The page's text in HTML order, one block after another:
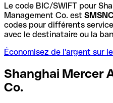
Le code BIC/SWIFT pour
Management Co. est
codes pour différents
avec le destinataire ou la
Économisez de l'argent sur
Shanghai Mercer
Co.